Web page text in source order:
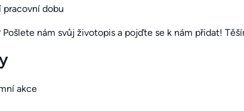
pracovní dobu
Pošlete nám svůj životopis a pojďte se k nám přidat!
akce